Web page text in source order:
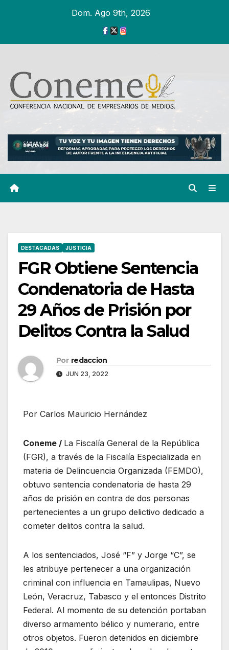
Dom. Ago 9th, 2026
DESTACADAS JUSTICIA
FGR Obtiene Sentencia
Condenatoria de Hasta
29 Años de Prisión por
Delitos Contra la Salud
Por redaccion
JUN 23, 2022
Por Carlos Mauricio Hernández
Coneme / La Fiscalía General de la República
(FGR), a través de la Fiscalía Especializada en
materia de Delincuencia Organizada (FEMDO),
obtuvo sentencia condenatoria de hasta 29
años de prisión en contra de dos personas
pertenecientes a un grupo delictivo dedicado a
cometer delitos contra la salud.
A los sentenciados, José “F” y Jorge “C”, se
les atribuye pertenecer a una organización
criminal con influencia en Tamaulipas, Nuevo
León, Veracruz, Tabasco y el entonces Distrito
Federal. Al momento de su detención portaban
diverso armamento bélico y numerario, entre
otros objetos. Fueron detenidos en diciembre